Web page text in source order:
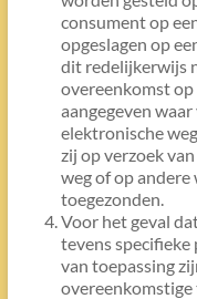
consument op
opgeslagen op
dit redelijkerwijs
overeenkomst
aangegeven
elektronische
zij op verzoek
weg of op
toegezonden.
Voor het geval
tevens
van toepassing
overeenkomstige